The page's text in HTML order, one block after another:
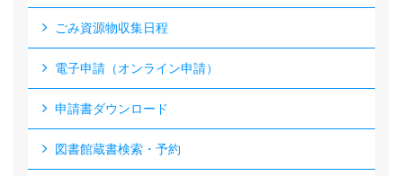
ごみ資源物収集日程
電子申請（オンライン申請）
申請書ダウンロード
図書館蔵書検索・予約